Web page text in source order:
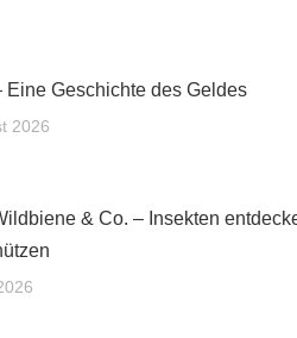
Eine Geschichte des Geldes
2026
& Co. – Insekten